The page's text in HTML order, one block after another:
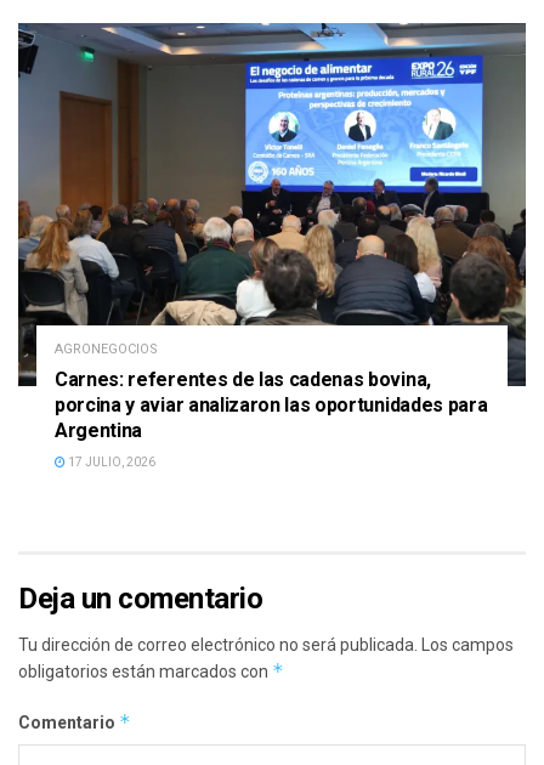
AGRONEGOCIOS
Carnes: referentes de las cadenas bovina,
porcina y aviar analizaron las oportunidades para
Argentina
17 JULIO, 2026
Deja un comentario
Tu dirección de correo electrónico no será publicada.
Los campos
obligatorios están marcados con *
Comentario *